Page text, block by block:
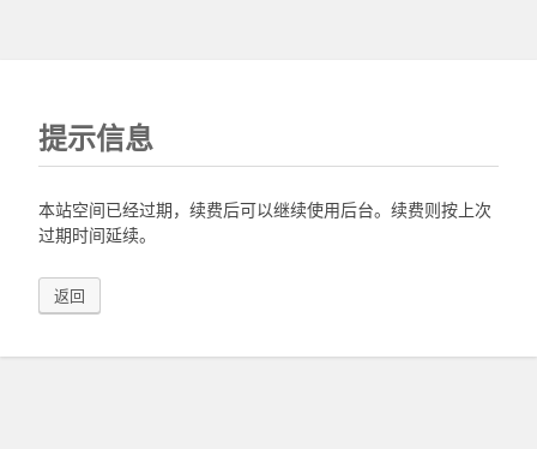
提示信息
本站空间已经过期，续费后可以继续使用后台。续费则按上次
过期时间延续。
返回